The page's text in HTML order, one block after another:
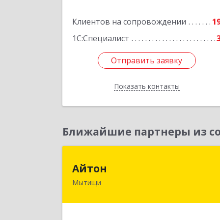
Клиентов на сопровождении
1С:Специалист
Отправить заявку
Показать контакты
Отправить заявку
Назад
Ближайшие партнеры из
Айтон
Мытищи
141006, Московская обл, Мытищи г,